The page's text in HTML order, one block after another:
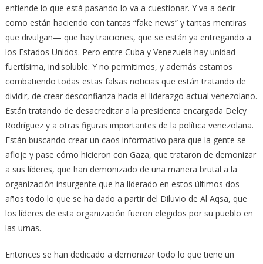
entiende lo que está pasando lo va a cuestionar. Y va a decir —
como están haciendo con tantas “fake news” y tantas mentiras
que divulgan— que hay traiciones, que se están ya entregando a
los Estados Unidos. Pero entre Cuba y Venezuela hay unidad
fuertísima, indisoluble. Y no permitimos, y además estamos
combatiendo todas estas falsas noticias que están tratando de
dividir, de crear desconfianza hacia el liderazgo actual venezolano.
Están tratando de desacreditar a la presidenta encargada Delcy
Rodríguez y a otras figuras importantes de la política venezolana.
Están buscando crear un caos informativo para que la gente se
afloje y pase cómo hicieron con Gaza, que trataron de demonizar
a sus líderes, que han demonizado de una manera brutal a la
organización insurgente que ha liderado en estos últimos dos
años todo lo que se ha dado a partir del Diluvio de Al Aqsa, que
los líderes de esta organización fueron elegidos por su pueblo en
las urnas.
Entonces se han dedicado a demonizar todo lo que tiene un